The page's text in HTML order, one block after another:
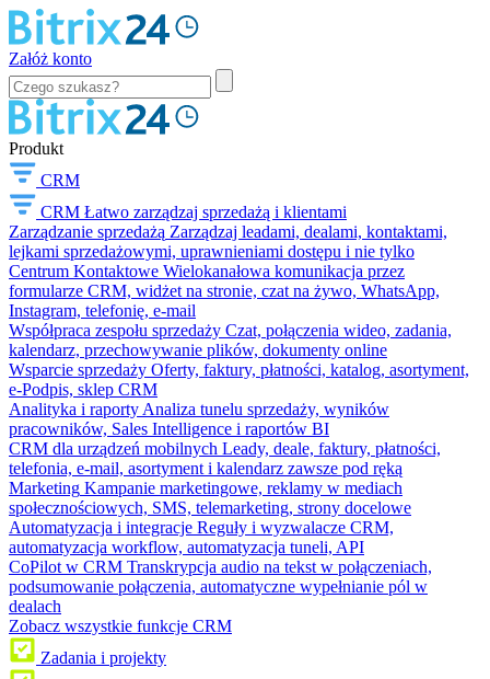
Załóż konto
Produkt
CRM
CRM Łatwo zarządzaj sprzedażą i klientami
Zarządzanie sprzedażą Zarządzaj leadami, dealami, kontaktami,
lejkami sprzedażowymi, uprawnieniami dostępu i nie tylko
Centrum Kontaktowe Wielokanałowa komunikacja przez
formularze CRM, widżet na stronie, czat na żywo, WhatsApp,
Instagram, telefonię, e-mail
Współpraca zespołu sprzedaży Czat, połączenia wideo, zadania,
kalendarz, przechowywanie plików, dokumenty online
Wsparcie sprzedaży Oferty, faktury, płatności, katalog, asortyment,
e-Podpis, sklep CRM
Analityka i raporty Analiza tunelu sprzedaży, wyników
pracowników, Sales Intelligence i raportów BI
CRM dla urządzeń mobilnych Leady, deale, faktury, płatności,
telefonia, e-mail, asortyment i kalendarz zawsze pod ręką
Marketing Kampanie marketingowe, reklamy w mediach
społecznościowych, SMS, telemarketing, strony docelowe
Automatyzacja i integracje Reguły i wyzwalacze CRM,
automatyzacja workflow, automatyzacja tuneli, API
CoPilot w CRM Transkrypcja audio na tekst w połączeniach,
podsumowanie połączenia, automatyczne wypełnianie pól w
dealach
Zobacz wszystkie funkcje CRM
Zadania i projekty